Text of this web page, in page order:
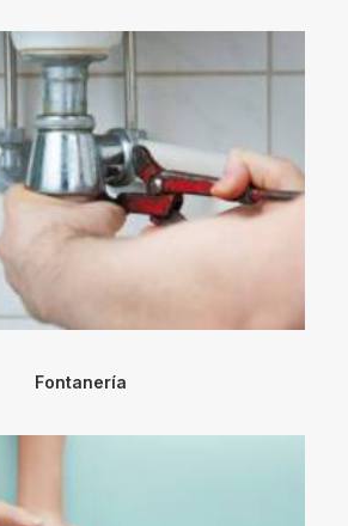
Fontanería